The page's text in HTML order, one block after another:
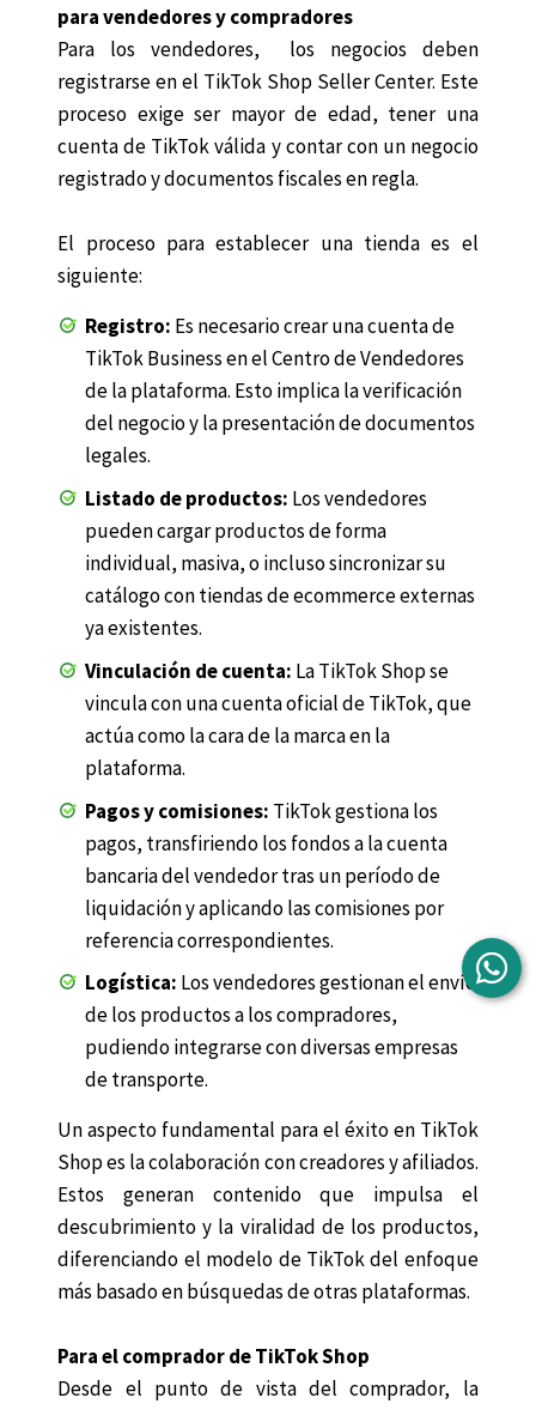
para vendedores y compradores
Para los vendedores, los negocios deben
registrarse en el TikTok Shop Seller Center. Este
proceso exige ser mayor de edad, tener una
cuenta de TikTok válida y contar con un negocio
registrado y documentos fiscales en regla.
El proceso para establecer una tienda es el
siguiente:
Registro: Es necesario crear una cuenta de
TikTok Business en el Centro de Vendedores
de la plataforma. Esto implica la verificación
del negocio y la presentación de documentos
legales.
Listado de productos: Los vendedores
pueden cargar productos de forma
individual, masiva, o incluso sincronizar su
catálogo con tiendas de ecommerce externas
ya existentes.
Vinculación de cuenta: La TikTok Shop se
vincula con una cuenta oficial de TikTok, que
actúa como la cara de la marca en la
plataforma.
Pagos y comisiones: TikTok gestiona los
pagos, transfiriendo los fondos a la cuenta
bancaria del vendedor tras un período de
liquidación y aplicando las comisiones por
referencia correspondientes.
Logística: Los vendedores gestionan el envío
de los productos a los compradores,
pudiendo integrarse con diversas empresas
de transporte.
Un aspecto fundamental para el éxito en TikTok
Shop es la colaboración con creadores y afiliados.
Estos generan contenido que impulsa el
descubrimiento y la viralidad de los productos,
diferenciando el modelo de TikTok del enfoque
más basado en búsquedas de otras plataformas.
Para el comprador de TikTok Shop
Desde el punto de vista del comprador, la